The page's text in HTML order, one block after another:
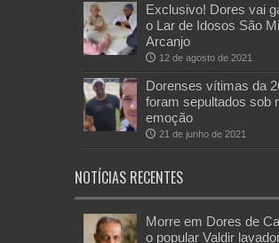
Exclusivo! Dores vai
o Lar de Idosos São
Arcanjo
12 de agosto de 2021
Dorenses vítimas da
foram sepultados sob
emoção
21 de junho de 2021
NOTÍCIAS RECENTES
Morre em Dores de
o popular Valdir